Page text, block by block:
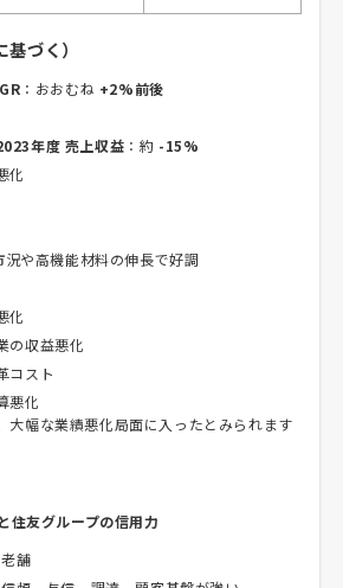
づく）
：おおむね +2%前後
年度 売上収益 ：約 -15%
化
や高機能材料の伸長で好調
化
の収益悪化
コスト
悪化
大幅な業績悪化局面に入ったとみられます
住友グループの信用力
舗